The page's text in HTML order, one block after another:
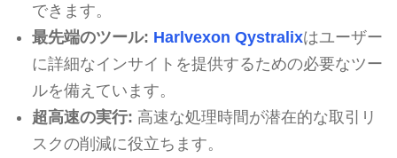
できます。
最先端のツール: Harlvexon Qystralixはユーザー
に詳細なインサイトを提供するための必要なツー
ルを備えています。
超高速の実行: 高速な処理時間が潜在的な取引リ
スクの削減に役立ちます。